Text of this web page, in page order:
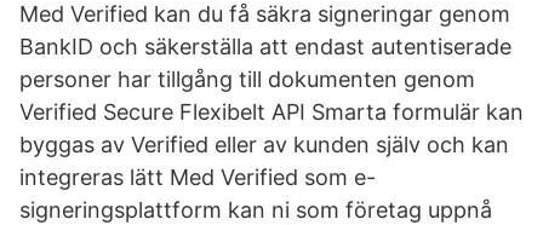
Med Verified kan du få säkra signeringar genom
BankID och säkerställa att endast autentiserade
personer har tillgång till dokumenten genom
Verified Secure Flexibelt API Smarta formulär kan
byggas av Verified eller av kunden själv och kan
integreras lätt Med Verified som e-
signeringsplattform kan ni som företag uppnå